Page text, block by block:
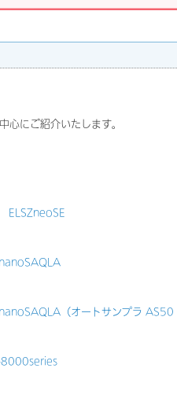
にご紹介いたします。
ELSZneoSE
（オートサンプラ AS50
8000series